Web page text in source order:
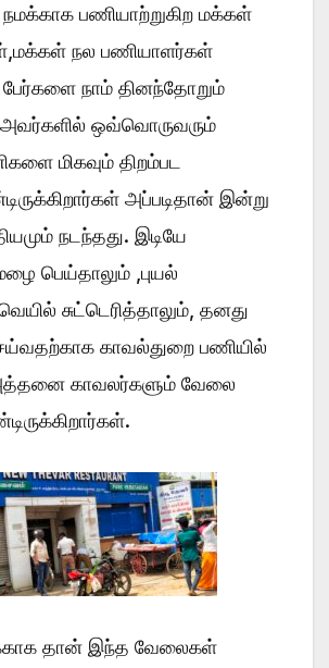
பணியாற்றுகிற மக்கள்
நல பணியாளர்கள்
நாம் தினந்தோறும்
ஒவ்வொருவரும்
மிகவும் திறம்பட
அப்படிதான் இன்று
நடந்தது. இடியே
பெய்தாலும் ,புயல்
சுட்டெரித்தாலும், தனது
காவல்துறை பணியில்
காவலர்களும் வேலை
தான் இந்த வேலைகள்